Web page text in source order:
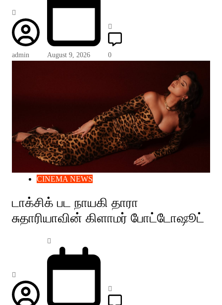
admin August 9, 2026 0
CINEMA NEWS
டாக்சிக் பட நாயகி தாரா
சுதாரியாவின் கிளாமர் போட்டோஷூட்